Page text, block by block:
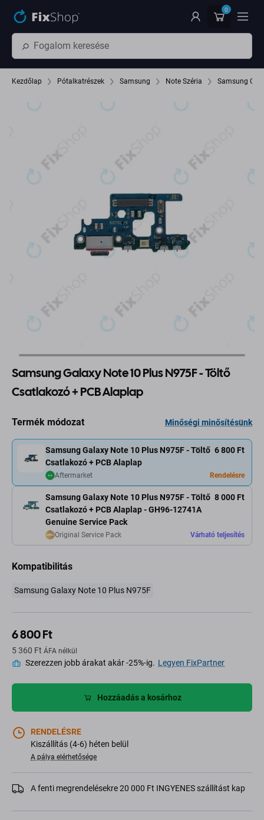
0
Kezdőlap Pótalkatrészek Samsung Note Széria Samsung
Samsung Galaxy Note 10 Plus N975F - Töltő
Csatlakozó + PCB Alaplap
Termék módozat Minőségi minősítésünk
Samsung Galaxy Note 10 Plus N975F - Töltő
Csatlakozó + PCB Alaplap - GH96-12741A
Genuine Service Pack
8 000 Ft
Original Service Pack Várható teljesítés
Samsung Galaxy Note 10 Plus N975F - Töltő
Csatlakozó + PCB Alaplap
6 800 Ft
Aftermarket Rendelésre
Kompatibilitás
Samsung Galaxy Note 10 Plus N975F
6 800 Ft
5 360 Ft ÁFA nélkül
Szerezzen jobb árakat akár -25%-ig. Legyen FixPartner
Hozzáadás a kosárhoz
RENDELÉSRE
Kiszállítás (4-6) héten belül
A pálya elérhetősége
A fenti megrendelésekre 20 000 Ft INGYENES szállítást kap